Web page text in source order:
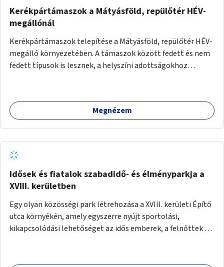
Kerékpártámaszok a Mátyásföld, repülőtér HÉV-
megállónál
Kerékpártámaszok telepítése a Mátyásföld, repülőtér HÉV-
megálló környezetében. A támaszok között fedett és nem
fedett típusok is lesznek, a helyszíni adottságokhoz
Megnézem
Idősek és fiatalok szabadidő- és élményparkja a
XVIII. kerületben
Egy olyan közösségi park létrehozása a XVIII. kerületi Építő
utca környékén, amely egyszerre nyújt sportolási,
kikapcsolódási lehetőséget az idős emberek, a felnőttek és